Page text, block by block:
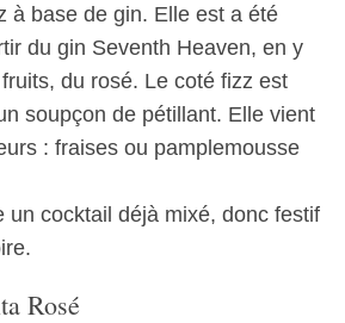
à base de gin. Elle est a été
du gin Seventh Heaven, en y
du rosé. Le coté fizz est
soupçon de pétillant. Elle vient
: fraises ou pamplemousse
un cocktail déjà mixé, donc festif
Rosé